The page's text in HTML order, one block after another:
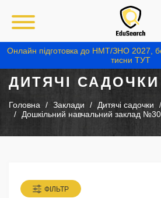
Онлайн підготовка до НМТ/ЗНО 2027,
тисни ТУТ
ДИТЯЧІ САДОЧКИ
Головна Заклади Дитячі садочки
Дошкільний навчальний заклад №30
ФІЛЬТР